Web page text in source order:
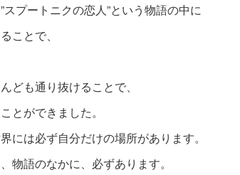
プートニクの恋人”という物語の中に
ことで、
ども通り抜けることで、
とができました。
には必ず自分だけの場所があります。
物語のなかに、必ずあります。